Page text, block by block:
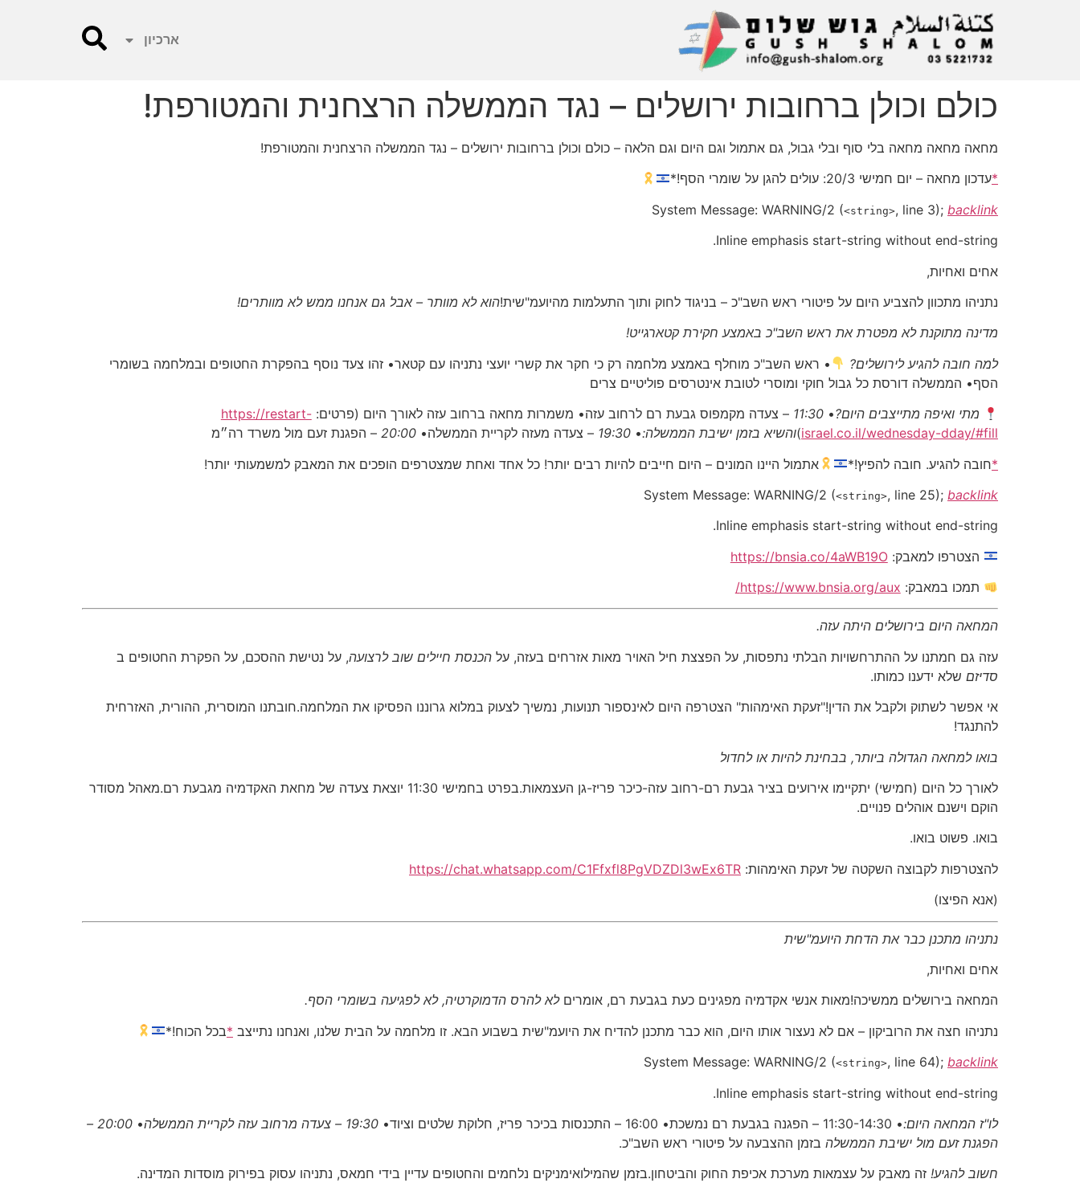
ארכיון
כולם וכולן ברחובות ירושלים – נגד הממשלה הרצחנית והמטורפת!‎
מחאה מחאה מחאה בלי סוף ובלי גבול, גם אתמול וגם היום וגם הלאה – כולם וכולן ברחובות ירושלים – נגד הממשלה הרצחנית והמטורפת!‎
*עדכון מחאה – יום חמישי 20/3: עולים להגן על שומרי הסף!*
System Message: WARNING/2 (<string>, line 3); backlink
Inline emphasis start-string without end-string.
אחים ואחיות,
נתניהו מתכוון להצביע היום על פיטורי ראש השב"כ – בניגוד לחוק ותוך התעלמות מהיועמ"שית!הוא לא מוותר – אבל גם אנחנו ממש לא מוותרים!
מדינה מתוקנת לא מפטרת את ראש השב"כ באמצע חקירת קטארגייט!
למה חובה להגיע לירושלים?
• ראש השב"כ מוחלף באמצע מלחמה רק כי חקר את קשרי יועצי נתניהו עם קטאר• זהו צעד נוסף בהפקרת החטופים ובמלחמה בשומרי
הסף• הממשלה דורסת כל גבול חוקי ומוסרי לטובת אינטרסים פוליטיים צרים
מתי ואיפה מתייצבים היום?•
11:30 – צעדה מקמפוס גבעת רם לרחוב עזה• ⁠משמרות מחאה ברחוב עזה לאורך היום (פרטים:https://restart-
israel.co.il/wednesday-dday/#fill
)והשיא בזמן ישיבת הממשלה:•
19:30 – צעדה מעזה לקריית הממשלה• 20:00 – הפגנת זעם מול משרד רה״מ
*חובה להגיע. חובה להפיץ!*
אתמול היינו המונים – היום חייבים להיות רבים יותר! כל אחד ואחת שמצטרפים הופכים את המאבק למשמעותי יותר!
System Message: WARNING/2 (<string>, line 25); backlink
Inline emphasis start-string without end-string.
הצטרפו למאבק:https://bnsia.co/4aWB19O
תמכו במאבק: https://www.bnsia.org/aux/
המחאה היום בירושלים היתה עזה.
עזה גם חמתנו על ההתרחשויות הבלתי נתפסות, על הפצצת חיל האויר מאות אזרחים בעזה, על הכנסת חיילים שוב לרצועה, על נטישת ההסכם, על הפקרת החטופים ב
סדיזם שלא ידענו כמותו.
אי אפשר לשתוק ולקבל את הדין!"זעקת האימהות" הצטרפה היום לאינספור תנועות, נמשיך לצעוק במלוא גרוננו הפסיקו את המלחמה.חובתנו המוסרית, ההורית, האזרחית
להתנגד!
בואו למחאה הגדולה ביותר, בבחינת להיות או לחדול
לאורך כל היום (חמישי) יתקיימו אירועים בציר גבעת רם-רחוב עזה-כיכר פריז-גן העצמאות.בפרט בחמישי 11:30 יוצאת צעדה של מחאת האקדמיה מגבעת רם.מאהל מסודר
הוקם וישנם אוהלים פנויים.
בואו. פשוט בואו.
להצטרפות לקבוצה השקטה של זעקת האימהות: https://chat.whatsapp.com/C1Ffxfl8PgVDZDl3wEx6TR
(אנא הפיצו)
נתניהו מתכנן כבר את הדחת היועמ"שית
אחים ואחיות,
המחאה בירושלים ממשיכה!מאות אנשי אקדמיה מפגינים כעת בגבעת רם, אומריםלא להרס הדמוקרטיה, לא לפגיעה בשומרי הסף.
נתניהו חצה את הרוביקון – אם לא נעצור אותו היום, הוא כבר מתכנן להדיח את היועמ"שית בשבוע הבא. זו מלחמה על הבית שלנו, ואנחנו נתייצב *בכל הכוח!*
System Message: WARNING/2 (<string>, line 64); backlink
Inline emphasis start-string without end-string.
לו"ז המחאה היום:• 11:30-14:30 – הפגנה בגבעת רם נמשכת• 16:00 – התכנסות בכיכר פריז, חלוקת שלטים וציוד• 19:30 – צעדה מרחוב עזה לקריית הממשלה •
20:00 –
הפגנת זעם מול ישיבת הממשלה בזמן ההצבעה על פיטורי ראש השב"כ.
חשוב להגיע! זה מאבק על עצמאות מערכת אכיפת החוק והביטחון.בזמן שהמילואימניקים נלחמים והחטופים עדיין בידי חמאס, נתניהו עסוק בפירוק מוסדות המדינה.